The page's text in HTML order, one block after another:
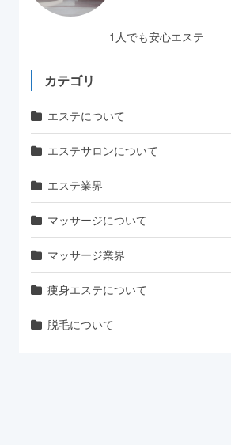
1人でも安心エステ
カテゴリ
エステについて
エステサロンについて
エステ業界
マッサージについて
マッサージ業界
痩身エステについて
脱毛について